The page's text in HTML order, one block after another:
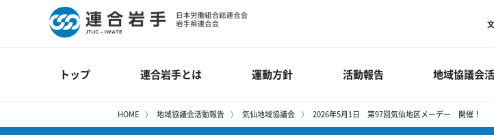
トップ 連合岩手とは 運動方針 活動報告 地域協議会
HOME 地域協議会活動報告 気仙地域協議会 2026年5月1日 第97回気仙地区メーデー 開催！